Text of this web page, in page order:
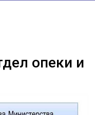
опеки и